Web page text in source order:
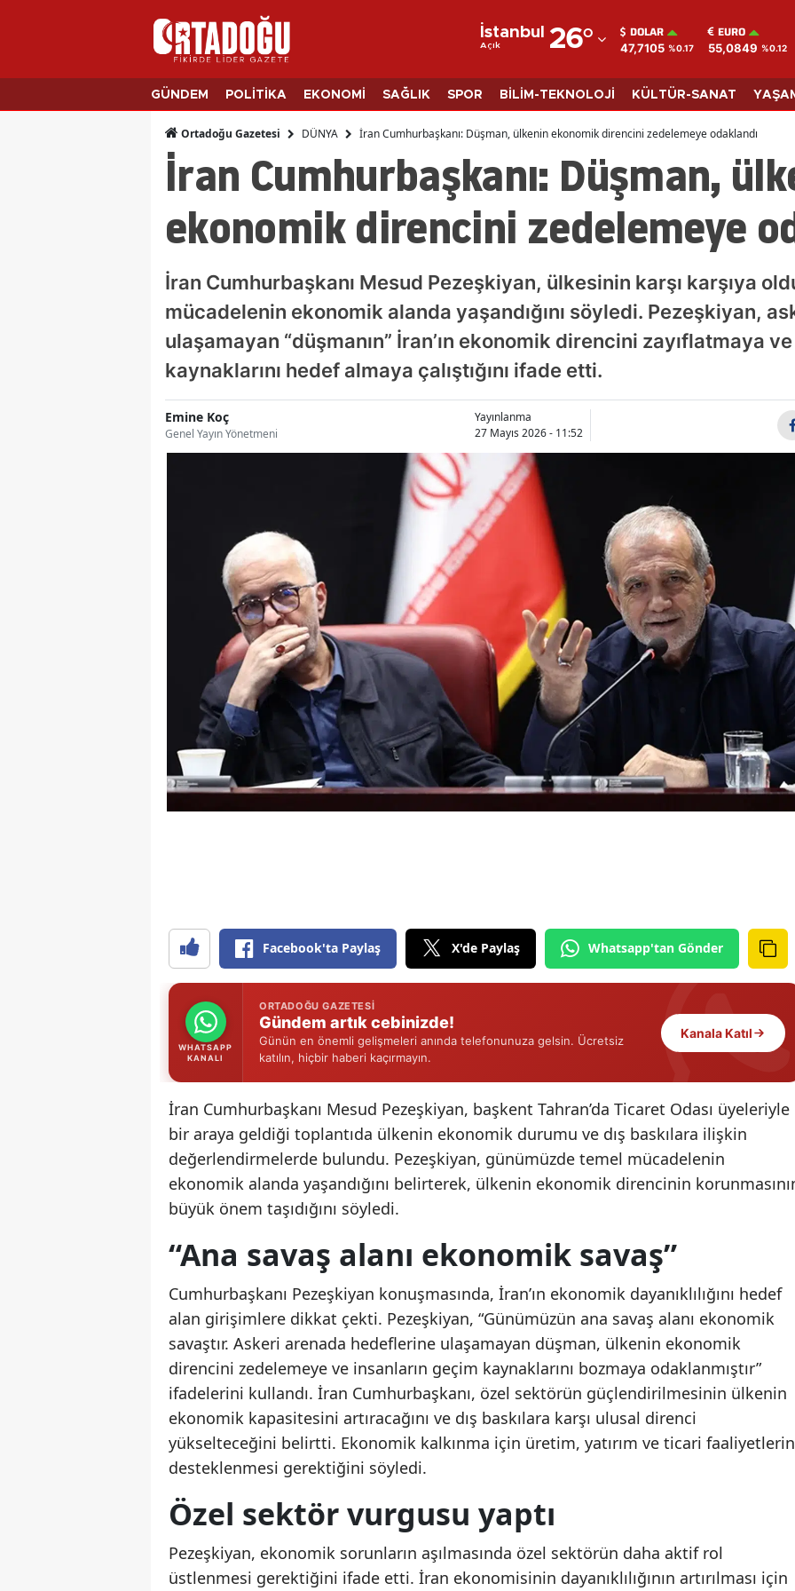
İstanbul
Açık 26°
Adana
Adıyaman
Afyonkarahisar
Ankara
Antalya
Artvin
Aydın
Balıkesir
Bilecik
Bingöl
Bitlis
Çanakkale
Çankırı
Çorum
Denizli
Diyarbakır
Edirne
Erzurum
Eskişehir
Giresun
Hakkari
Hatay
Isparta
İstanbul
İzmir
Kars
Kastamonu
Kayseri
Kırklareli
Kocaeli
Konya
Kütahya
DOLAR
47,7105 %0.17
EURO
55,0849 %0.12
GÜNDEM POLİTİKA EKONOMİ SAĞLIK SPOR BİLİM-TEKNOLOJİ KÜLTÜR-SANAT
Ortadoğu Gazetesi DÜNYA İran Cumhurbaşkanı: Düşman, ülkenin ekonomik direncini zedelemeye odaklandı
İran Cumhurbaşkanı: Düşman,
ekonomik direncini zedelemeye
İran Cumhurbaşkanı Mesud Pezeşkiyan, ülkesinin karşı karşıya
mücadelenin ekonomik alanda yaşandığını söyledi. Pezeşkiyan,
ulaşamayan “düşmanın” İran’ın ekonomik direncini zayıflatmaya
kaynaklarını hedef almaya çalıştığını ifade etti.
Emine Koç
Genel Yayın Yönetmeni
Yayınlanma
27 Mayıs 2026 - 11:52
Facebook'ta Paylaş X'de Paylaş Whatsapp'tan Gönder
WHATSAPP
KANALI
ORTADOĞU GAZETESI
Gündem artık cebinizde!
Günün en önemli gelişmeleri anında telefonunuza gelsin. Ücretsiz
katılın, hiçbir haberi kaçırmayın.
Kanala Katıl
İran Cumhurbaşkanı Mesud Pezeşkiyan, başkent Tahran’da Ticaret Odası üyeleriyle
bir araya geldiği toplantıda ülkenin ekonomik durumu ve dış baskılara ilişkin
değerlendirmelerde bulundu. Pezeşkiyan, günümüzde temel mücadelenin
ekonomik alanda yaşandığını belirterek, ülkenin ekonomik direncinin
büyük önem taşıdığını söyledi.
“Ana savaş alanı ekonomik savaş”
Cumhurbaşkanı Pezeşkiyan konuşmasında, İran’ın ekonomik dayanıklılığını hedef
alan girişimlere dikkat çekti. Pezeşkiyan, “Günümüzün ana savaş alanı ekonomik
savaştır. Askeri arenada hedeflerine ulaşamayan düşman, ülkenin ekonomik
direncini zedelemeye ve insanların geçim kaynaklarını bozmaya odaklanmıştır”
ifadelerini kullandı. İran Cumhurbaşkanı, özel sektörün güçlendirilmesinin ülkenin
ekonomik kapasitesini artıracağını ve dış baskılara karşı ulusal direnci
yükselteceğini belirtti. Ekonomik kalkınma için üretim, yatırım ve ticari faaliyetlerin
desteklenmesi gerektiğini söyledi.
Özel sektör vurgusu yaptı
Pezeşkiyan, ekonomik sorunların aşılmasında özel sektörün daha aktif rol
üstlenmesi gerektiğini ifade etti. İran ekonomisinin dayanıklılığının artırılması için
6 Ağustos
Perşembe reyting
sonuçları belli oldu,
birinci kim...
Zonguldak’ta
şüpheli
yaşındaki
evinde ölü